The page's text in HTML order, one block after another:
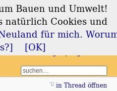
und
in Thread öffnen
Bauen und Umwelt!
natürlich Cookies und
für mich.
[OK]